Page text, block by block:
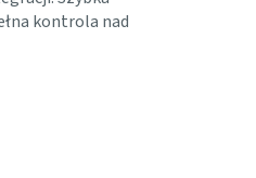
kontrola nad